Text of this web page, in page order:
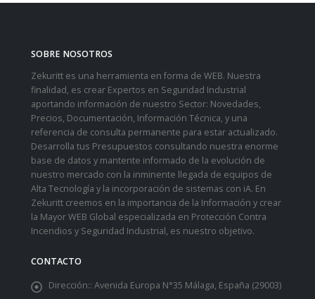
SOBRE NOSOTROS
Zekuritt es una herramienta en forma de WEB. Nuestra
finalidad, es crear Expertos en Seguridad Industrial
aportando información de nuestro Sector: Novedades,
Precios, Documentación, Información Técnica, y una
referencia de consulta permanente para estar actualizado.
Desarrolla tus Presupuestos consultando nuestra enorme
base de datos y mantente informado de la evolución de
nuestro mercado con la inminente llegada de equipos de
Alta Tecnología y la incorporación de sistemas con iA. En
Zekuritt creemos en la importancia de la Información y crear
la Mayor WEB Global especializada en Protección Contra
Incendios y Seguridad Industrial, es nuestro objetivo.
CONTACTO
Dirección:: Avenida Europa N°35 Málaga, España (29003)